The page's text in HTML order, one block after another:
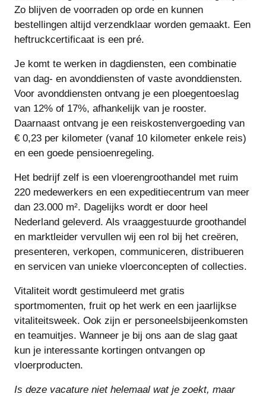
Zo blijven de voorraden op orde en kunnen
bestellingen altijd verzendklaar worden gemaakt. Een
heftruckcertificaat is een pré.
Je komt te werken in dagdiensten, een combinatie
van dag- en avonddiensten of vaste avonddiensten.
Voor avonddiensten ontvang je een ploegentoeslag
van 12% of 17%, afhankelijk van je rooster.
Daarnaast ontvang je een reiskostenvergoeding van
€ 0,23 per kilometer (vanaf 10 kilometer enkele reis)
en een goede pensioenregeling.
Het bedrijf zelf is een vloerengroothandel met ruim
220 medewerkers en een expeditiecentrum van meer
dan 23.000 m². Dagelijks wordt er door heel
Nederland geleverd. Als vraaggestuurde groothandel
en marktleider vervullen wij een rol bij het creëren,
presenteren, verkopen, communiceren, distribueren
en servicen van unieke vloerconcepten of collecties.
Vitaliteit wordt gestimuleerd met gratis
sportmomenten, fruit op het werk en een jaarlijkse
vitaliteitsweek. Ook zijn er personeelsbijeenkomsten
en teamuitjes. Wanneer je bij ons aan de slag gaat
kun je interessante kortingen ontvangen op
vloerproducten.
Is deze vacature niet helemaal wat je zoekt, maar